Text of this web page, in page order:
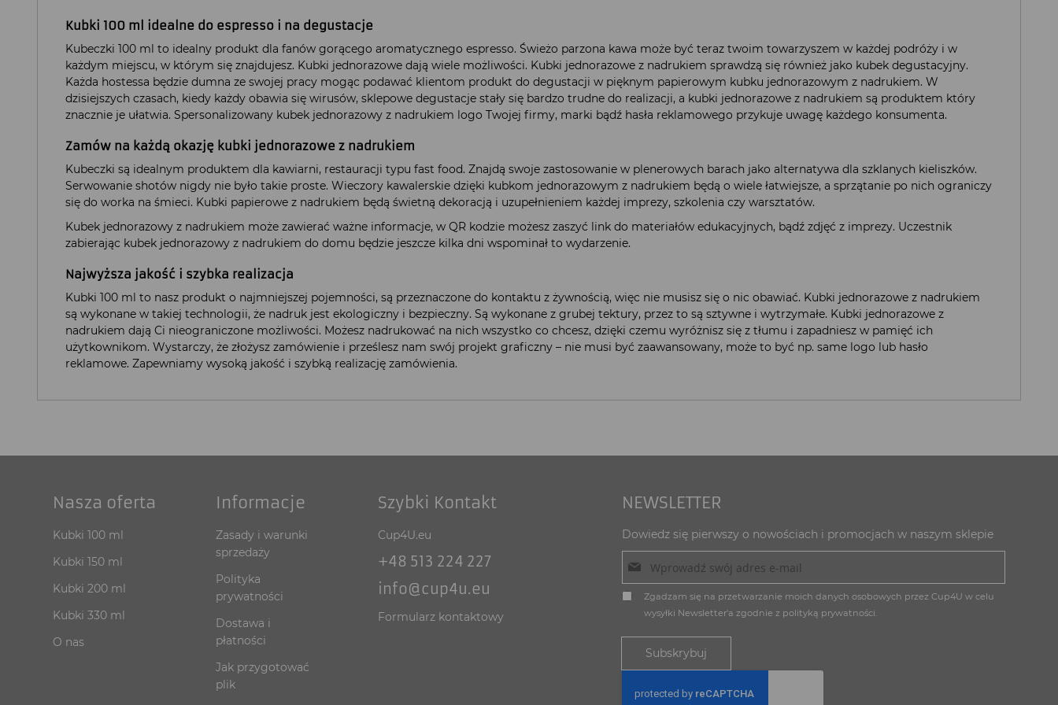
Kubki 100 ml idealne do espresso i na degustacje
Kubeczki 100 ml to idealny produkt dla fanów gorącego aromatycznego espresso. Świeżo parzona kawa może być teraz twoim towarzyszem w każdej podróży i w
każdym miejscu, w którym się znajdujesz. Kubki jednorazowe dają wiele możliwości. Kubki jednorazowe z nadrukiem sprawdzą się również jako kubek degustacyjny.
Każda hostessa będzie dumna ze swojej pracy mogąc podawać klientom produkt do degustacji w pięknym papierowym kubku jednorazowym z nadrukiem. W
dzisiejszych czasach, kiedy każdy obawia się wirusów, sklepowe degustacje stały się bardzo trudne do realizacji, a kubki jednorazowe z nadrukiem są produktem który
znacznie je ułatwia. Spersonalizowany kubek jednorazowy z nadrukiem logo Twojej firmy, marki bądź hasła reklamowego przykuje uwagę każdego konsumenta.
Zamów na każdą okazję kubki jednorazowe z nadrukiem
Kubeczki są idealnym produktem dla kawiarni, restauracji typu fast food. Znajdą swoje zastosowanie w plenerowych barach jako alternatywa dla szklanych kieliszków.
Serwowanie shotów nigdy nie było takie proste. Wieczory kawalerskie dzięki kubkom jednorazowym z nadrukiem będą o wiele łatwiejsze, a sprzątanie po nich ograniczy
się do worka na śmieci. Kubki papierowe z nadrukiem będą świetną dekoracją i uzupełnieniem każdej imprezy, szkolenia czy warsztatów.
Kubek jednorazowy z nadrukiem może zawierać ważne informacje, w QR kodzie możesz zaszyć link do materiałów edukacyjnych, bądź zdjęć z imprezy. Uczestnik
zabierając kubek jednorazowy z nadrukiem do domu będzie jeszcze kilka dni wspominał to wydarzenie.
Najwyższa jakość i szybka realizacja
Kubki 100 ml to nasz produkt o najmniejszej pojemności, są przeznaczone do kontaktu z żywnością, więc nie musisz się o nic obawiać. Kubki jednorazowe z nadrukiem
są wykonane w takiej technologii, że nadruk jest ekologiczny i bezpieczny. Są wykonane z grubej tektury, przez to są sztywne i wytrzymałe. Kubki jednorazowe z
nadrukiem dają Ci nieograniczone możliwości. Możesz nadrukować na nich wszystko co chcesz, dzięki czemu wyróżnisz się z tłumu i zapadniesz w pamięć ich
użytkownikom. Wystarczy, że złożysz zamówienie i prześlesz nam swój projekt graficzny – nie musi być zaawansowany, może to być np. same logo lub hasło
reklamowe. Zapewniamy wysoką jakość i szybką realizację zamówienia.
Nasza oferta
Kubki 100 ml
Kubki 150 ml
Kubki 200 ml
Kubki 330 ml
O nas
Informacje
Zasady i warunki
sprzedaży
Polityka
prywatności
Dostawa i
płatności
Jak przygotować
plik
Szybki Kontakt
Cup4U.eu
+48 513 224 227
info@cup4u.eu
Formularz kontaktowy
NEWSLETTER
Dowiedz się pierwszy o nowościach i promocjach w naszym sklepie
R
Zgadzam się na przetwarzanie moich danych osobowych przez Cup4U w celu
wysyłki Newsletter'a zgodnie z polityką prywatności.
Subskrybuj